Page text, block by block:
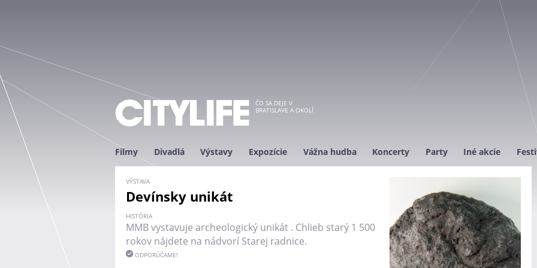
ČO SA DEJE V
BRATISLAVE A OKOLÍ
Filmy Divadlá Výstavy Expozície Vážna hudba Koncerty Party Iné akcie
VÝSTAVA
Devínsky unikát
HISTÓRIA
MMB vystavuje archeologický unikát . Chlieb starý 1 500
rokov nájdete na nádvorí Starej radnice.
ODPORÚČAME!